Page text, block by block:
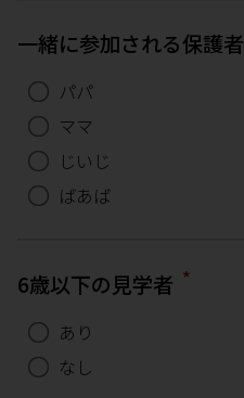
一緒に参加される保護者
パパ
ママ
じいじ
ばあば
6歳以下の見学者 *
あり
なし